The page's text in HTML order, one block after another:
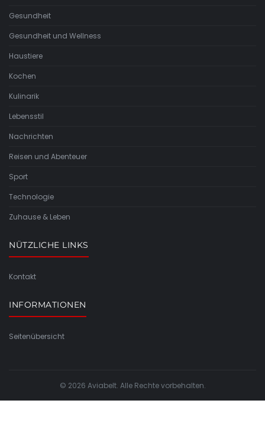
Gesundheit
Gesundheit und Wellness
Haustiere
Kochen
Kulinarik
Lebensstil
Nachrichten
Reisen und Abenteuer
Sport
Technologie
Zuhause & Leben
NÜTZLICHE LINKS
Kontakt
INFORMATIONEN
Seitenübersicht
© 2026 Aviabelt. Alle Rechte vorbehalten.